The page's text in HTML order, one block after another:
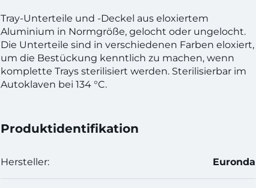
Tray-Unterteile und -Deckel aus eloxiertem
Aluminium in Normgröße, gelocht oder ungelocht.
Die Unterteile sind in verschiedenen Farben eloxiert,
um die Bestückung kenntlich zu machen, wenn
komplette Trays sterilisiert werden. Sterilisierbar im
Autoklaven bei 134 °C.
Produktidentifikation
Hersteller: Euronda